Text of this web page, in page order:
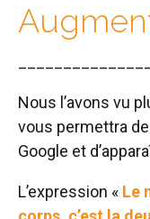
Nous l’avons vu
vous permettra
Google et
L’expression « Le